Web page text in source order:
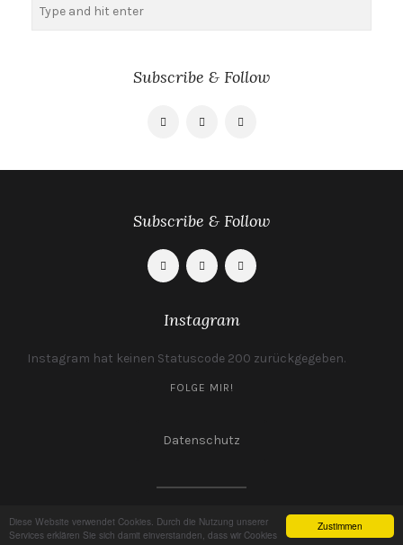
Zustimmen
Diese Website verwendet Cookies. Durch die Nutzung unserer
Services erklären Sie sich damit einverstanden, dass wir Cookies
Subscribe & Follow
Subscribe & Follow
Instagram
Instagram hat keinen Statuscode 200 zurückgegeben.
FOLGE MIR!
Datenschutz